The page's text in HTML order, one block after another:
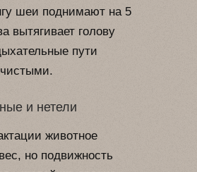
шеи поднимают на 5
вытягивает голову
пути
и нетели
животное
но подвижность